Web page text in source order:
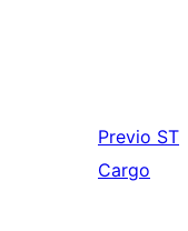
Previo ST
Cargo